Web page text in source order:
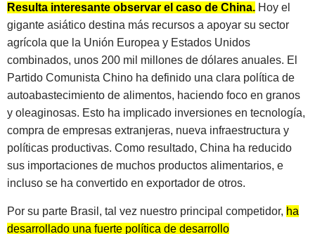
Resulta interesante observar el caso de China. Hoy el
gigante asiático destina más recursos a apoyar su sector
agrícola que la Unión Europea y Estados Unidos
combinados, unos 200 mil millones de dólares anuales. El
Partido Comunista Chino ha definido una clara política de
autoabastecimiento de alimentos, haciendo foco en granos
y oleaginosas. Esto ha implicado inversiones en tecnología,
compra de empresas extranjeras, nueva infraestructura y
políticas productivas. Como resultado, China ha reducido
sus importaciones de muchos productos alimentarios, e
incluso se ha convertido en exportador de otros.
Por su parte Brasil, tal vez nuestro principal competidor, ha
desarrollado una fuerte política de desarrollo